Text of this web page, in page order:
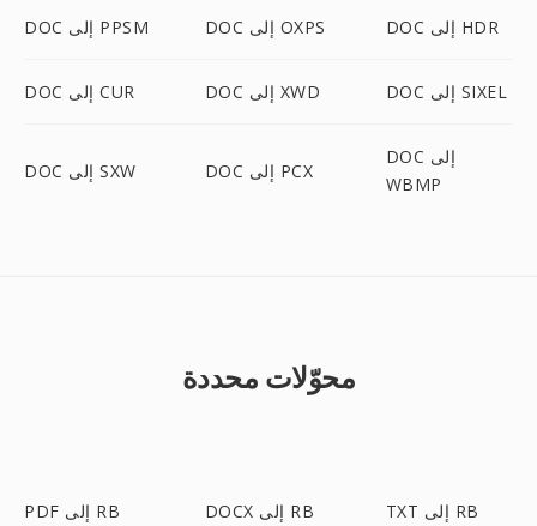
DOC إلى PPSM DOC إلى OXPS DOC إلى HDR
DOC إلى CUR DOC إلى XWD DOC إلى SIXEL
DOC إلى SXW DOC إلى PCX
DOC إلى
WBMP
محوّلات محددة
PDF إلى RB DOCX إلى RB TXT إلى RB